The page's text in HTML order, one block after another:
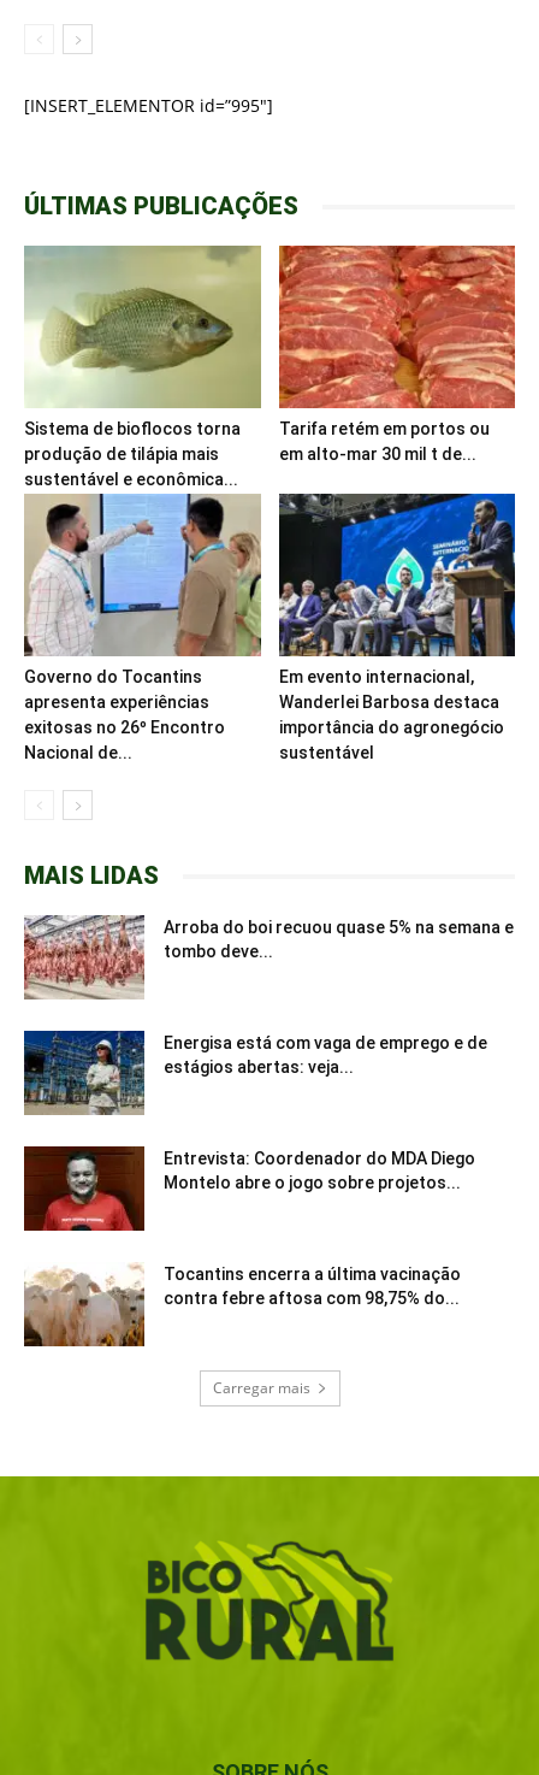
[INSERT_ELEMENTOR id=”995″]
ÚLTIMAS PUBLICAÇÕES
Sistema de bioflocos torna
produção de tilápia mais
sustentável e econômica...
Tarifa retém em portos ou
em alto-mar 30 mil t de...
Governo do Tocantins
apresenta experiências
exitosas no 26º Encontro
Nacional de...
Em evento internacional,
Wanderlei Barbosa destaca
importância do agronegócio
sustentável
MAIS LIDAS
Arroba do boi recuou quase 5% na semana e
tombo deve...
Energisa está com vaga de emprego e de
estágios abertas: veja...
Entrevista: Coordenador do MDA Diego
Montelo abre o jogo sobre projetos...
Tocantins encerra a última vacinação
contra febre aftosa com 98,75% do...
Carregar mais